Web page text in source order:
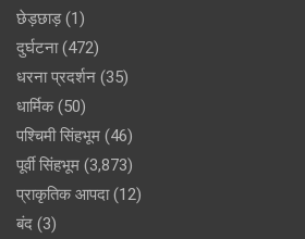
छेड़छाड़(1)
दुर्घटना(472)
धरना प्रदर्शन (35)
धार्मिक(50)
पश्चिमी सिंहभूम (46)
पूर्वी सिंहभूम (3,873)
प्राकृतिक आपदा(12)
बंद (3)